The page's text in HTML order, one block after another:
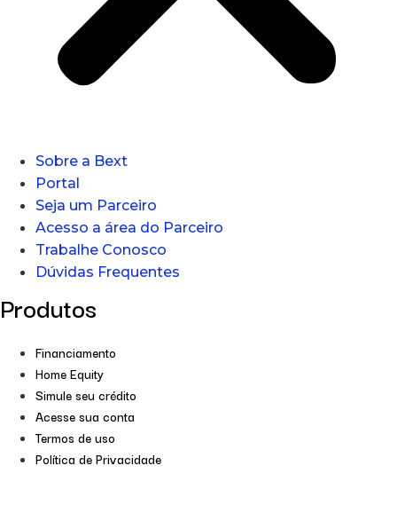
Sobre a Bext
Portal
Seja um Parceiro
Acesso a área do Parceiro
Trabalhe Conosco
Dúvidas Frequentes
Produtos
Financiamento
Home Equity
Simule seu crédito
Acesse sua conta
Termos de uso
Política de Privacidade